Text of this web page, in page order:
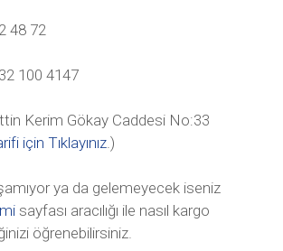
48 72
100 4147
Kerim Gökay Caddesi No:33
için Tıklayınız.)
ya da gelemeyecek iseniz
sayfası aracılığı ile nasıl kargo
öğrenebilirsiniz.